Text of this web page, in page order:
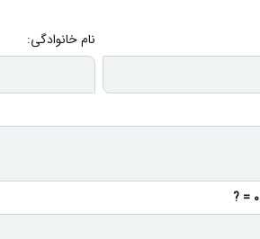
نام خانوادگی: